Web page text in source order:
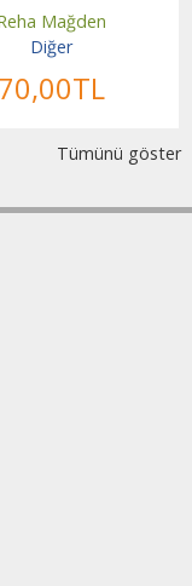
Mağden
Diğer
70,00TL
Tümünü göster